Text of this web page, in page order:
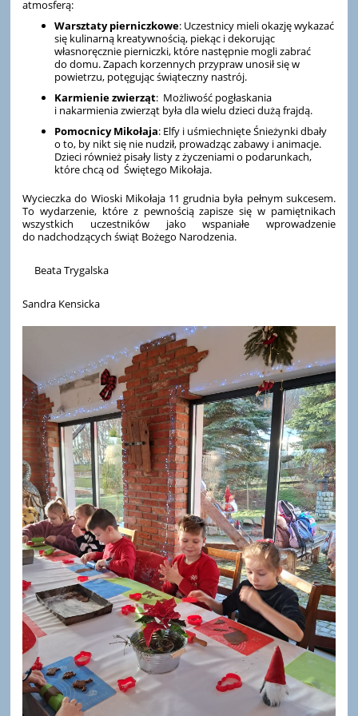
atmosferą:
Warsztaty pierniczkowe: Uczestnicy mieli okazję wykazać
się kulinarną kreatywnością, piekąc i dekorując
własnoręcznie pierniczki, które następnie mogli zabrać
do domu. Zapach korzennych przypraw unosił się w
powietrzu, potęgując świąteczny nastrój.
Karmienie zwierząt: Możliwość pogłaskania
i nakarmienia zwierząt była dla wielu dzieci dużą frajdą.
Pomocnicy Mikołaja: Elfy i uśmiechnięte Śnieżynki dbały
o to, by nikt się nie nudził, prowadząc zabawy i animacje.
Dzieci również pisały listy z życzeniami o podarunkach,
które chcą od Świętego Mikołaja.
Wycieczka do Wioski Mikołaja 11 grudnia była pełnym sukcesem.
To wydarzenie, które z pewnością zapisze się w pamiętnikach
wszystkich uczestników jako wspaniałe wprowadzenie
do nadchodzących świąt Bożego Narodzenia.
Beata Trygalska
Sandra Kensicka